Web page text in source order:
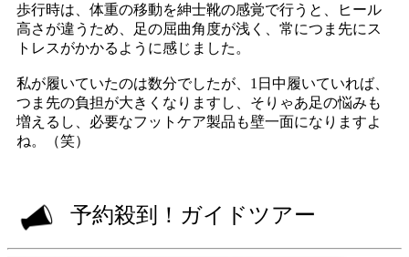
歩行時は、体重の移動を紳士靴の感覚で行うと、ヒール
高さが違うため、足の屈曲角度が浅く、常につま先にス
トレスがかかるように感じました。
私が履いていたのは数分でしたが、1日中履いていれば、
つま先の負担が大きくなりますし、そりゃあ足の悩みも
増えるし、必要なフットケア製品も壁一面になりますよ
ね。（笑）
予約殺到！ガイドツアー